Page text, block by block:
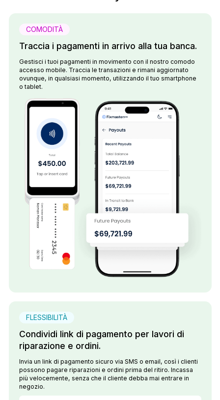
COMODITÀ
Traccia i pagamenti in arrivo alla tua banca.
Gestisci i tuoi pagamenti in movimento con il nostro comodo
accesso mobile. Traccia le transazioni e rimani aggiornato
ovunque, in qualsiasi momento, utilizzando il tuo smartphone
o tablet.
FLESSIBILITÀ
Condividi link di pagamento per lavori di
riparazione e ordini.
Invia un link di pagamento sicuro via SMS o email, così i clienti
possono pagare riparazioni e ordini prima del ritiro. Incassa
più velocemente, senza che il cliente debba mai entrare in
negozio.